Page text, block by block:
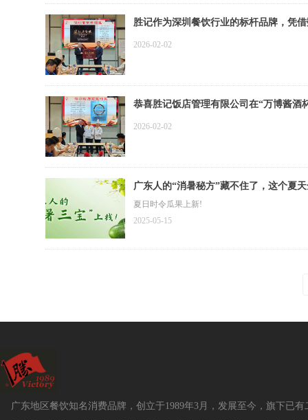
未来胜记将继续严守食品安全底线，为食客打
胜记作为深圳餐饮行业的标杆品牌，凭
2026-02-02
恭喜胜记饭店管理有限公司在“万博酱酒
2026-02-02
广东人的“消暑秘方”藏不住了，这个夏
夏日时令瓜果上新!
2025-05-15
广东地区餐饮知名消费品牌，创立于1989年3月，发展至今，旗下已